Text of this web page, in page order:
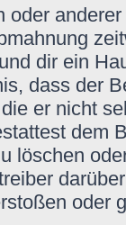
oder
dir ein
dass der
er nicht
dem
löschen
oder